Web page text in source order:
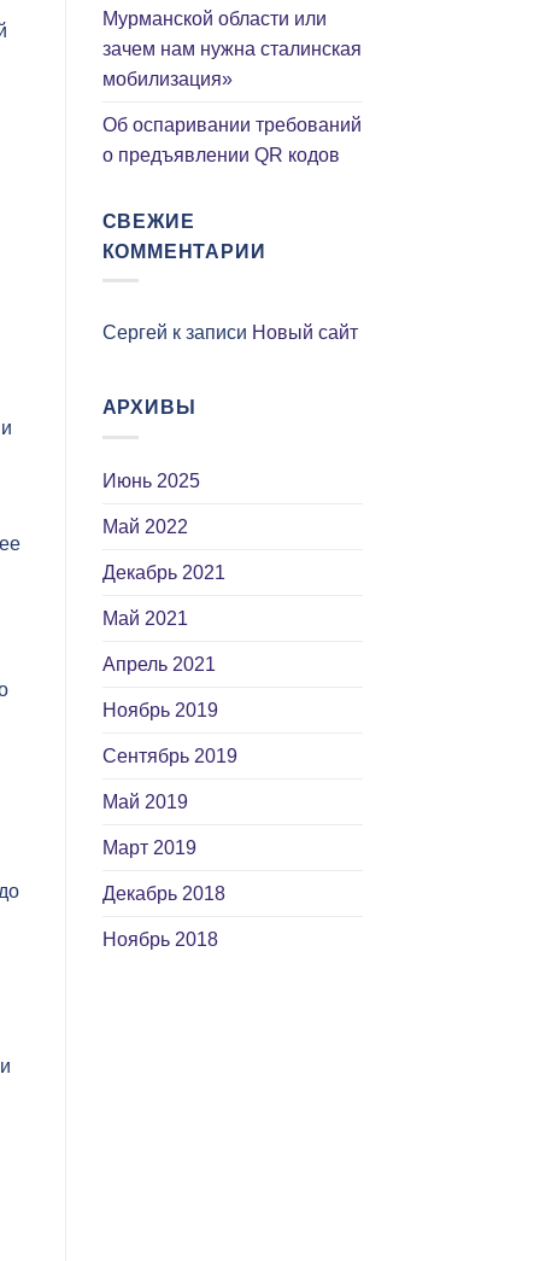
Мурманской области или
зачем нам нужна сталинская
мобилизация»
Об оспаривании требований
о предъявлении QR кодов
СВЕЖИЕ
КОММЕНТАРИИ
Сергей к записи Новый сайт
АРХИВЫ
Июнь 2025
Май 2022
Декабрь 2021
Май 2021
Апрель 2021
Ноябрь 2019
Сентябрь 2019
Май 2019
Март 2019
Декабрь 2018
Ноябрь 2018